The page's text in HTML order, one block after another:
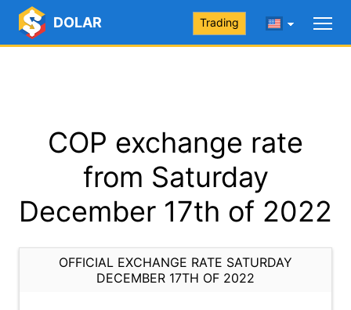
DOLAR Trading
COP exchange rate
from Saturday
December 17th of 2022
OFFICIAL EXCHANGE RATE SATURDAY
DECEMBER 17TH OF 2022